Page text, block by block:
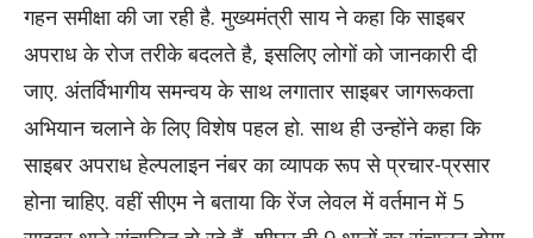
गहन समीक्षा की जा रही है. मुख्यमंत्री साय ने कहा कि साइबर
अपराध के रोज तरीके बदलते है, इसलिए लोगों को जानकारी दी
जाए. अंतर्विभागीय समन्वय के साथ लगातार साइबर जागरूकता
अभियान चलाने के लिए विशेष पहल हो. साथ ही उन्होंने कहा कि
साइबर अपराध हेल्पलाइन नंबर का व्यापक रूप से प्रचार-प्रसार
होना चाहिए. वहीं सीएम ने बताया कि रेंज लेवल में वर्तमान में 5